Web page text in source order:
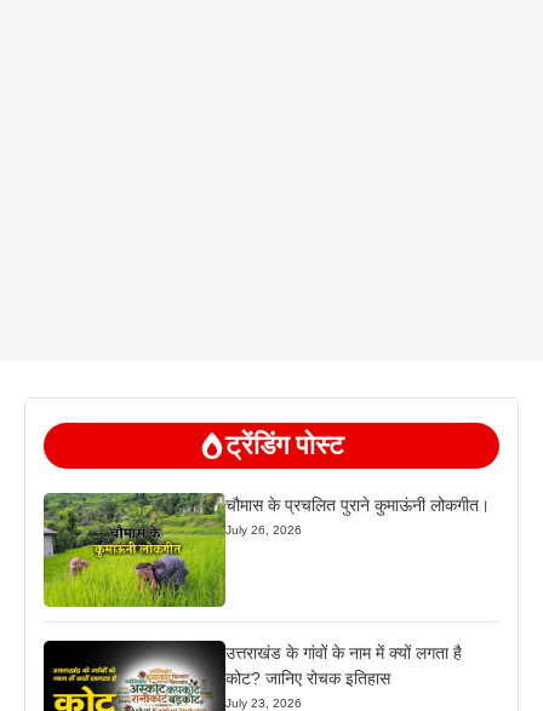
ट्रेंडिंग पोस्ट
चौमास के प्रचलित पुराने कुमाऊंनी लोकगीत।
July 26, 2026
उत्तराखंड के गांवों के नाम में क्यों लगता है
कोट? जानिए रोचक इतिहास
July 23, 2026